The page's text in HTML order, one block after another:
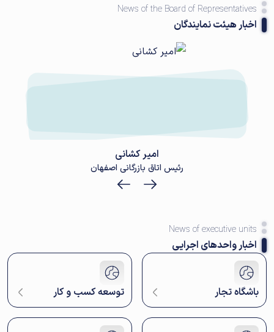
News of the Board of Representatives
اخبار هیئت نمایندگان
امیر کشانی
رئیس اتاق بازرگانی اصفهان
News of executive units
اخبار واحدهای اجرایی
باشگاه تجار توسعه کسب و کار